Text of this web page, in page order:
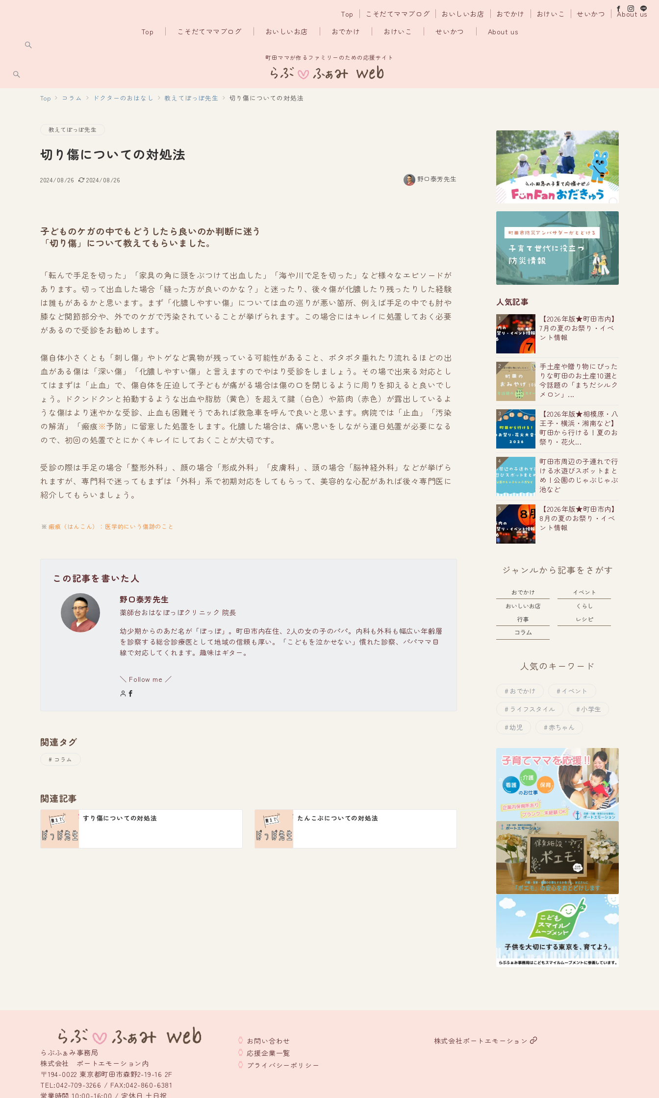
Top こそだてママブログ おいしいお店 おでかけ おけいこ せいかつ About us
Top こそだてママブログ おいしいお店 おでかけ おけいこ せいかつ About us
町田ママが作るファミリーのための応援サイト
Top コラム ドクターのおはなし 教えてぽっぽ先生 切り傷についての対処法
教えてぽっぽ先生
切り傷についての対処法
2024/08/26 2024/08/26 野口泰芳先生
子どものケガの中でもどうしたら良いのか判断に迷う
「切り傷」について教えてもらいました。
「転んで手足を切った」「家具の角に頭をぶつけて出血した」「海や川で足を切った」など様々なエピソードが
あります。切って出血した場合「縫った方が良いのかな？」と迷ったり、後々傷が化膿したり残ったりした経験
は誰もがあるかと思います。まず「化膿しやすい傷」については血の巡りが悪い箇所、例えば手足の中でも肘や
膝など関節部分や、外でのケガで汚染されていることが挙げられます。この場合にはキレイに処置しておく必要
があるので受診をお勧めします。
傷自体小さくとも「刺し傷」やトゲなど異物が残っている可能性があること、ポタポタ垂れたり流れるほどの出
血がある傷は「深い傷」「化膿しやすい傷」と言えますのでやはり受診をしましょう。その場で出来る対応とし
てはまずは「止血」で、傷自体を圧迫して子どもが痛がる場合は傷の口を閉じるように周りを抑えると良いでし
ょう。ドクンドクンと拍動するような出血や脂肪（黄色）を超えて腱（白色）や筋肉（赤色）が露出しているよ
うな傷はより速やかな受診、止血も困難そうであれば救急車を呼んで良いと思います。病院では「止血」「汚染
の解消」「瘢痕※予防」に留意した処置をします。化膿した場合は、痛い思いをしながら連日処置が必要になる
ので、初回の処置でとにかくキレイにしておくことが大切です。
受診の際は手足の場合「整形外科」、顔の場合「形成外科」「皮膚科」、頭の場合「脳神経外科」などが挙げら
れますが、専門科で迷ってもまずは「外科」系で初期対応をしてもらって、美容的な心配があれば後々専門医に
紹介してもらいましょう。
瘢痕（はんこん）：医学的にいう傷跡のこと
この記事を書いた人
野口泰芳先生
薬師台おはなぽっぽクリニック 院長
幼少期からのあだ名が「ぽっぽ」。町田市内在住、2人の女の子のパパ。内科も外科も幅広い年齢層
を診察する総合診療医として地域の信頼も厚い。「こどもを泣かせない」慣れた診察、パパママ目
線で対応してくれます。趣味はギター。
＼ Follow me ／
関連タグ
コラム
関連記事
すり傷についての対処法 たんこぶについての対処法
人気記事
1
【2026年版★町田市内】
7月の夏のお祭り・イベ
ント情報
2
手土産や贈り物にぴった
りな町田のお土産10選と
今話題の「まちだシルク
メロン」...
3
【2026年版★相模原・八
王子・横浜・湘南など】
町田から行ける！夏のお
祭り・花火...
4
町田市周辺の子連れで行
ける水遊びスポットまと
め！公園のじゃぶじゃぶ
池など
5
【2026年版★町田市内】
8月の夏のお祭り・イベ
ント情報
ジャンルから記事をさがす
おでかけ
イベント
おいしいお店
くらし
行事
レシピ
コラム
人気のキーワード
おでかけ
イベント
ライフスタイル
小学生
幼児
赤ちゃん
らぶふぁみ事務局
株式会社 ポートエモーション内
〒194-0022 東京都町田市森野2-19-16 2F
TEL:042-709-3266 / FAX:042-860-6381
営業時間 10:00-16:00 / 定休日 土日祝
お問い合わせ
応援企業一覧
プライバシーポリシー
株式会社ポートエモーション